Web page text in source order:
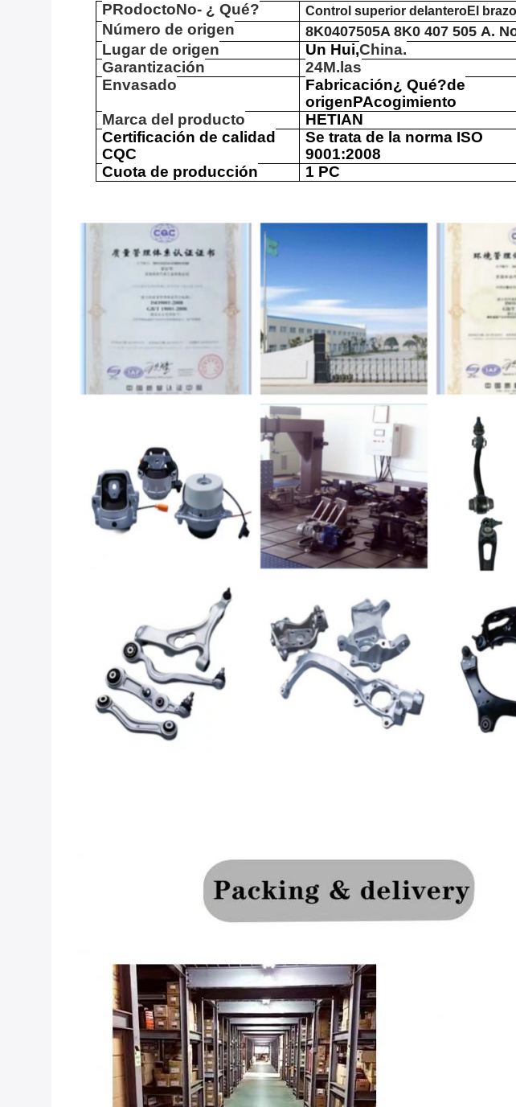
PRodoctoNo- ¿ Qué? Control superior delanteroEl brazo
Número de origen 8K0407505A 8K0 407 505 A.
Lugar de origen Un Hui,China.
Garantización
24M. las
Envasado
Fabricación¿ Qué?de
origenPAcogimiento
Marca del producto
HETIAN
Certificación de calidad
CQC
Se trata de la norma ISO
9001:2008
Cuota de producción
1 PC